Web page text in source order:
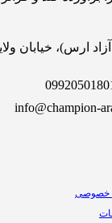
ارس)، خیابان
خصوصی